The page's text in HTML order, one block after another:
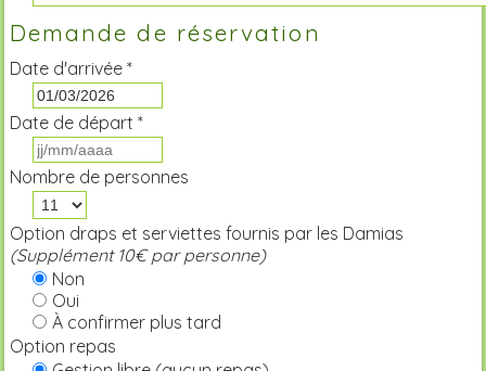
Demande de réservation
Date d'arrivée *
Date de départ *
Nombre de personnes
Option draps et serviettes fournis par les Damias
(Supplément 10€ par personne)
Non
Oui
À confirmer plus tard
Option repas